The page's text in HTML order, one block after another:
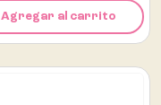
Agregar al carrito